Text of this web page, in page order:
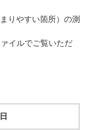
りやすい箇所）の測
イルでご覧いただ